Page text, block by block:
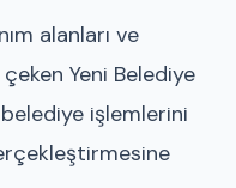
alanları ve
Yeni Belediye
işlemlerini